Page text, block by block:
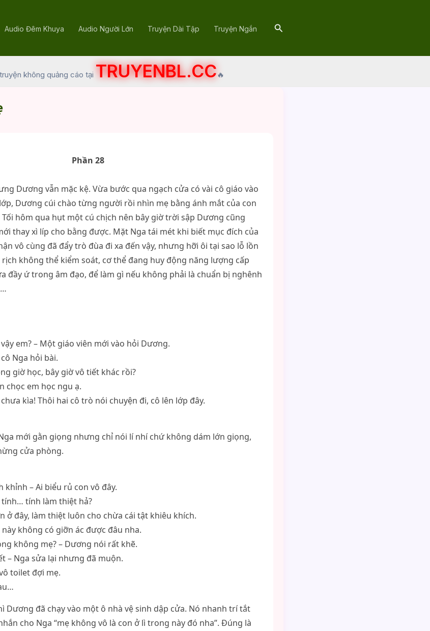
Audio Đêm Khuya Audio Người Lớn Truyện Dài Tập Truyện Ngắn Search
không quảng cáo tại TRUYENBL.CC🔥
Phần 28
Dương vẫn mặc kệ. Vừa bước qua ngạch cửa có vài cô giáo vào
Dương cúi chào từng người rồi nhìn mẹ bằng ánh mắt của con
hôm qua hụt một cú chịch nên bây giờ trời sập Dương cũng
thay xì líp cho bằng được. Mặt Nga tái mét khi biết mục đích của
vô cùng đã đẩy trò đùa đi xa đến vậy, nhưng hỡi ôi tại sao lỗ lồn
không thể kiểm soát, cơ thể đang huy động năng lượng cấp
đầy ứ trong âm đạo, để làm gì nếu không phải là chuẩn bị nghênh
em? – Một giáo viên mới vào hỏi Dương.
Nga hỏi bài.
giờ học, bây giờ vô tiết khác rồi?
chọc em học ngu ạ.
kìa! Thôi hai cô trò nói chuyện đi, cô lên lớp đây.
mới gằn giọng nhưng chỉ nói lí nhí chứ không dám lớn giọng,
cửa phòng.
khỉnh – Ai biểu rủ con vô đây.
tính làm thiệt hả?
ở đây, làm thiệt luôn cho chừa cái tật khiêu khích.
không có giỡn ác được đâu nha.
không mẹ? – Dương nói rất khẽ.
– Nga sửa lại nhưng đã muộn.
toilet đợi mẹ.
Dương đã chạy vào một ô nhà vệ sinh dập cửa. Nó nhanh trí tắt
cho Nga “mẹ không vô là con ở lì trong này đó nha”. Đúng là